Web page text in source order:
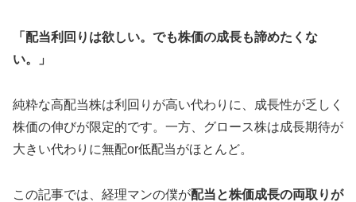
「配当利回りは欲しい。でも株価の成長も諦めたくな
い。」
純粋な高配当株は利回りが高い代わりに、成長性が乏しく
株価の伸びが限定的です。一方、グロース株は成長期待が
大きい代わりに無配or低配当がほとんど。
この記事では、経理マンの僕が配当と株価成長の両取りが